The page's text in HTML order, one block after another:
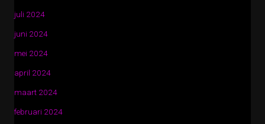
juli 2024
juni 2024
mei 2024
april 2024
maart 2024
februari 2024